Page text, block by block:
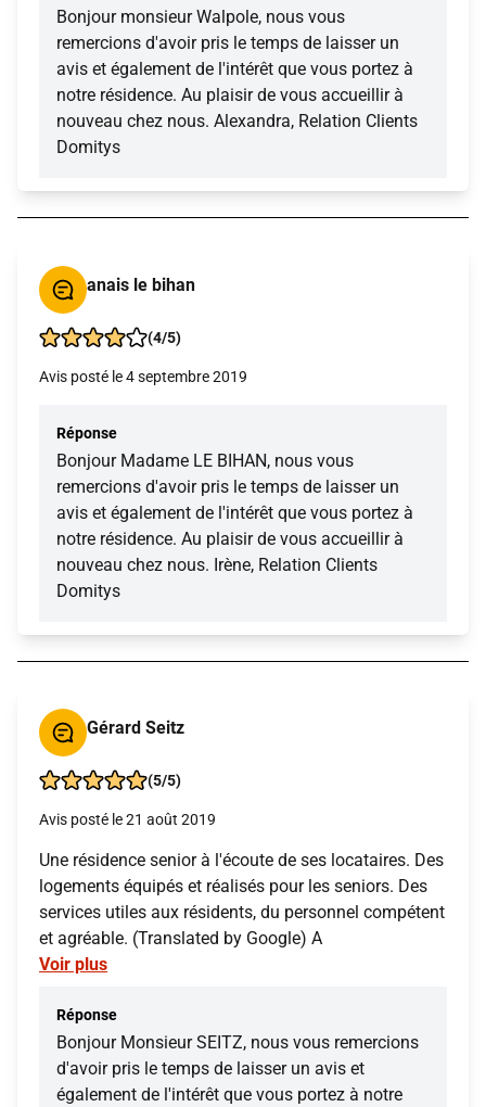
Bonjour monsieur Walpole, nous vous
remercions d'avoir pris le temps de laisser un
avis et également de l'intérêt que vous portez à
notre résidence. Au plaisir de vous accueillir à
nouveau chez nous. Alexandra, Relation Clients
Domitys
anais le bihan
(4/5)
Avis posté le 4 septembre 2019
Réponse
Bonjour Madame LE BIHAN, nous vous
remercions d'avoir pris le temps de laisser un
avis et également de l'intérêt que vous portez à
notre résidence. Au plaisir de vous accueillir à
nouveau chez nous. Irène, Relation Clients
Domitys
Gérard Seitz
(5/5)
Avis posté le 21 août 2019
Une résidence senior à l'écoute de ses locataires. Des
logements équipés et réalisés pour les seniors. Des
services utiles aux résidents, du personnel compétent
et agréable. (Translated by Google) A
Voir plus
Réponse
Bonjour Monsieur SEITZ, nous vous remercions
d'avoir pris le temps de laisser un avis et
également de l'intérêt que vous portez à notre